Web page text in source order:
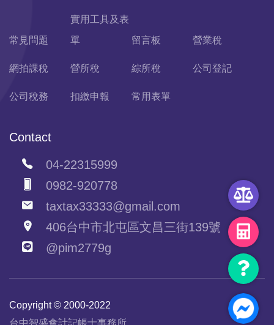
常見問題
實用工具及表
單
留言板 營業稅
網拍課稅 營所稅 綜所稅 公司登記
公司稅務 扣繳申報 常用表單
Contact
04-22315999
0982-920778
taxtax33333@gmail.com
406台中市北屯區文昌三街139號
@pim2779g
Copyright © 2000-2022
台中智盛會計記帳士事務所